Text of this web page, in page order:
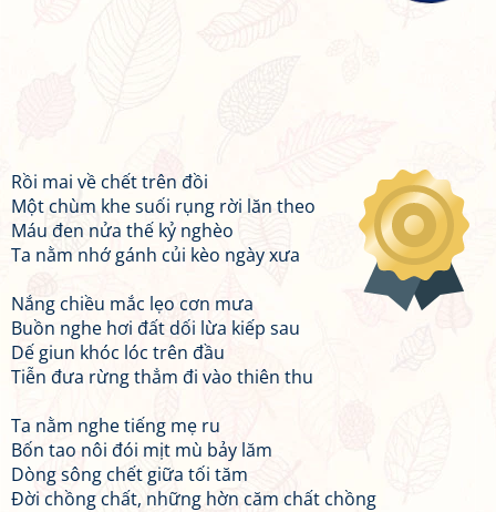
Rồi mai về chết trên đồi
Một chùm khe suối rụng rời lăn theo
Máu đen nửa thế kỷ nghèo
Ta nằm nhớ gánh củi kèo ngày xưa
Nắng chiều mắc lẹo cơn mưa
Buồn nghe hơi đất dối lừa kiếp sau
Dế giun khóc lóc trên đầu
Tiễn đưa rừng thẳm đi vào thiên thu
Ta nằm nghe tiếng mẹ ru
Bốn tao nôi đói mịt mù bảy lăm
Dòng sông chết giữa tối tăm
Đời chồng chất, những hờn căm chất chồng